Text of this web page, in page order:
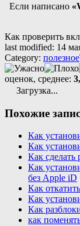
Если написано
Как проверить
last modified: 14
Category: полезное
оценок, среднее:
Загрузка...
Похожие
Как
Как
Как сделать
Как
без Apple iD
Как
Как
Как
как